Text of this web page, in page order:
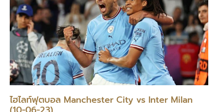
ไฮไลท์ฟุตบอล Manchester City vs Inter Milan